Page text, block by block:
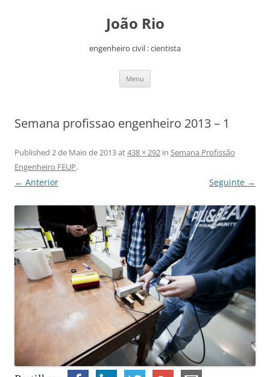
João Rio
engenheiro civil : cientista
Menu
Semana profissao engenheiro 2013 – 1
Published 2 de Maio de 2013at438 × 292 in Semana Profissão
Engenheiro FEUP.
← Anterior Seguinte →